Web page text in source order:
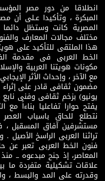
انطلاقا من دور مصر
المبكرة ، وتأكيدا عـلى أن
المصرية كانت وستظل
مختلف مجالات المعارف
هذا الملتقى للتأكيد على
الخط العربى فى مقدمة
مكونات هويتنا العربية
مع الآخر ، وإحداث الأثر
يونيو) بزخم ثقافى وفنى نابع
يفتح حوارا تفاعليا بناءاً مع
نتطلع للحاق باسباب
مستشرفين آفاق المسقبل ،
تراثنا العربى الراسخ
فنون الخط العربى تعبر عن
المعاصر، إذ جنح مبدعوه ــ
علاقات تشكيلية متفردة ما
وقدرته على المد والبسط ،